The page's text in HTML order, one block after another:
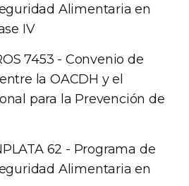
Alimentaria en
IV
7453 - Convenio de
la OACDH y el
para la Prevención de
62 - Programa de
Alimentaria en